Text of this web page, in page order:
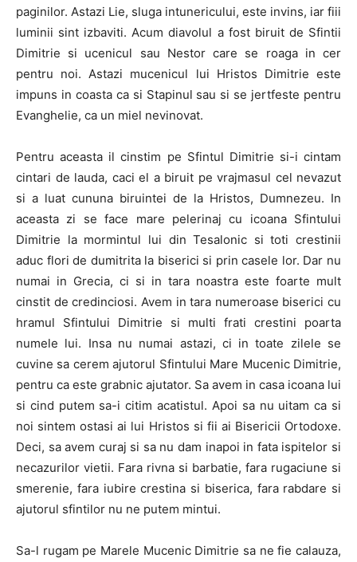
paginilor. Astazi Lie, sluga intunericului, este invins, iar fiii
luminii sint izbaviti. Acum diavolul a fost biruit de Sfintii
Dimitrie si ucenicul sau Nestor care se roaga in cer
pentru noi. Astazi mucenicul lui Hristos Dimitrie este
impuns in coasta ca si Stapinul sau si se jertfeste pentru
Evanghelie, ca un miel nevinovat.
Pentru aceasta il cinstim pe Sfintul Dimitrie si-i cintam
cintari de lauda, caci el a biruit pe vrajmasul cel nevazut
si a luat cununa biruintei de la Hristos, Dumnezeu. In
aceasta zi se face mare pelerinaj cu icoana Sfintului
Dimitrie la mormintul lui din Tesalonic si toti crestinii
aduc flori de dumitrita la biserici si prin casele lor. Dar nu
numai in Grecia, ci si in tara noastra este foarte mult
cinstit de credinciosi. Avem in tara numeroase biserici cu
hramul Sfintului Dimitrie si multi frati crestini poarta
numele lui. Insa nu numai astazi, ci in toate zilele se
cuvine sa cerem ajutorul Sfintului Mare Mucenic Dimitrie,
pentru ca este grabnic ajutator. Sa avem in casa icoana lui
si cind putem sa-i citim acatistul. Apoi sa nu uitam ca si
noi sintem ostasi ai lui Hristos si fii ai Bisericii Ortodoxe.
Deci, sa avem curaj si sa nu dam inapoi in fata ispitelor si
necazurilor vietii. Fara rivna si barbatie, fara rugaciune si
smerenie, fara iubire crestina si biserica, fara rabdare si
ajutorul sfintilor nu ne putem mintui.
Sa-l rugam pe Marele Mucenic Dimitrie sa ne fie calauza,